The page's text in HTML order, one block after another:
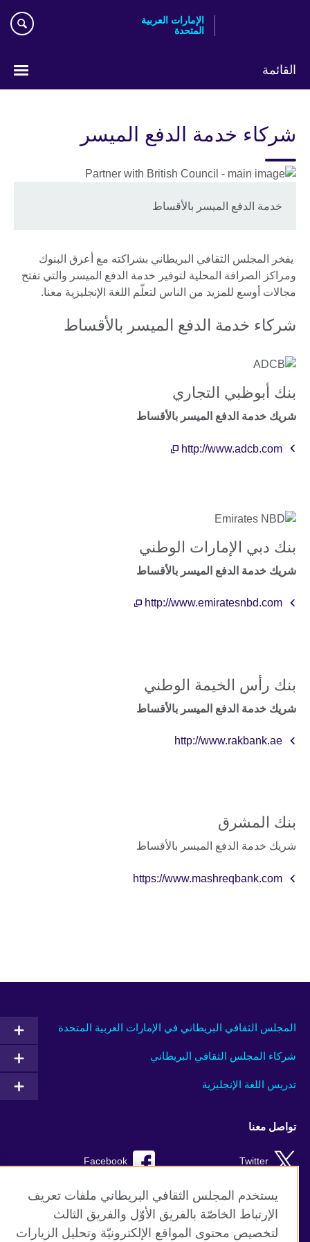
الإمارات العربية
المتحدة
القائمة
شركاء خدمة الدفع الميسر
خدمة الدفع الميسر بالأقساط
يفخر المجلس الثقافي البريطاني بشراكته مع أعرق البنوك
ومراكز الصرافة المحلية لتوفير خدمة الدفع الميسر والتي تفتح
مجالات أوسع للمزيد من الناس لتعلّم اللغة الإنجليزية معنا.
شركاء خدمة الدفع الميسر بالأقساط
بنك أبوظبي التجاري
شريك خدمة الدفع الميسر بالأقساط
http://www.adcb.com
بنك دبي الإمارات الوطني
شريك خدمة الدفع الميسر بالأقساط
http://www.emiratesnbd.com
بنك رأس الخيمة الوطني
شريك خدمة الدفع الميسر بالأقساط
http://www.rakbank.ae
بنك المشرق
شريك خدمة الدفع الميسر بالأقساط
https://www.mashreqbank.com
المجلس الثقافي البريطاني في الإمارات العربية المتحدة
شركاء المجلس الثقافي البريطاني
تدريس اللغة الإنجليزية
تواصل معنا
Facebook Twitter
Instagram RSS
TikTok
يستخدم المجلس الثقافي البريطاني ملفات تعريف
الإرتباط الخاصّة بالفريق الأوّل والفريق الثالث
لتخصيص محتوى المواقع الإلكترونيّة وتحليل الزيارات